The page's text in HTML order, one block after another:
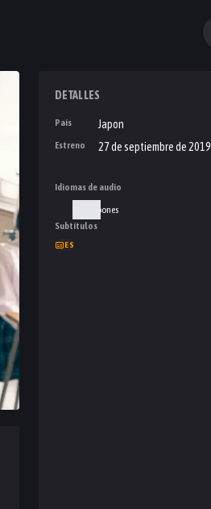
DETALLES
País Japon
Estreno 27 de septiembre de 2019
Idiomas de audio
Japones
Subtítulos
ES